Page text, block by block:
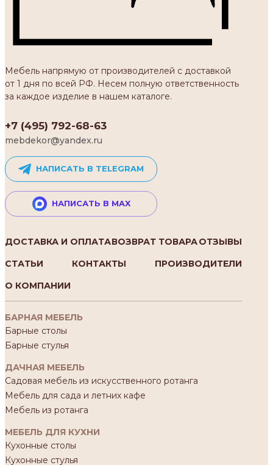
Мебель напрямую от производителей с доставкой
от 1 дня по всей РФ. Несем полную ответственность
за каждое изделие в нашем каталоге.
+7 (495) 792-68-63
mebdekor@yandex.ru
НАПИСАТЬ В TELEGRAM
НАПИСАТЬ В MAX
ДОСТАВКА И ОПЛАТАВОЗВРАТ ТОВАРАОТЗЫВЫ
СТАТЬИ
КОНТАКТЫ
ПРОИЗВОДИТЕЛИ
О КОМПАНИИ
БАРНАЯ МЕБЕЛЬ
Барные столы
Барные стулья
ДАЧНАЯ МЕБЕЛЬ
Садовая мебель из искусственного ротанга
Мебель для сада и летних кафе
Мебель из ротанга
МЕБЕЛЬ ДЛЯ КУХНИ
Кухонные столы
Кухонные стулья